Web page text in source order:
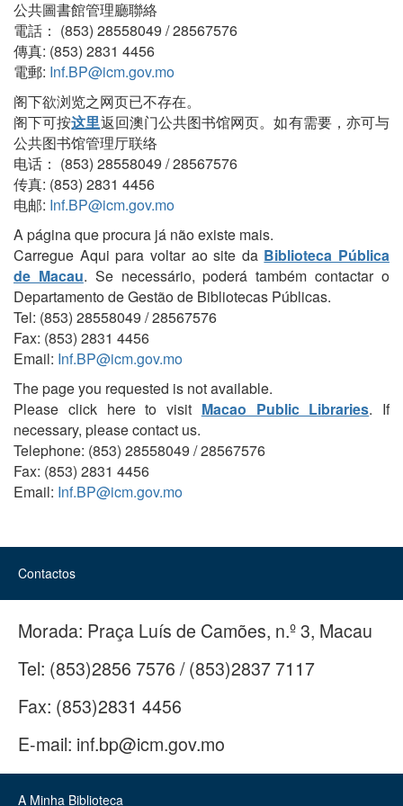
公共圖書館管理廳聯絡
電話： (853) 28558049 / 28567576
傳真: (853) 2831 4456
電郵: Inf.BP@icm.gov.mo
阁下欲浏览之网页已不存在。
阁下可按这里返回澳门公共图书馆网页。如有需要，亦可与
公共图书馆管理厅联络
电话： (853) 28558049 / 28567576
传真: (853) 2831 4456
电邮: Inf.BP@icm.gov.mo
A página que procura já não existe mais.
Carregue Aqui para voltar ao site da Biblioteca Pública
de Macau. Se necessário, poderá também contactar o
Departamento de Gestão de Bibliotecas Públicas.
Tel: (853) 28558049 / 28567576
Fax: (853) 2831 4456
Email: Inf.BP@icm.gov.mo
The page you requested is not available.
Please click here to visit Macao Public Libraries. If
necessary, please contact us.
Telephone: (853) 28558049 / 28567576
Fax: (853) 2831 4456
Email: Inf.BP@icm.gov.mo
Contactos
Morada: Praça Luís de Camões, n.º 3, Macau
Tel: (853)2856 7576 / (853)2837 7117
Fax: (853)2831 4456
E-mail: inf.bp@icm.gov.mo
A Minha Biblioteca